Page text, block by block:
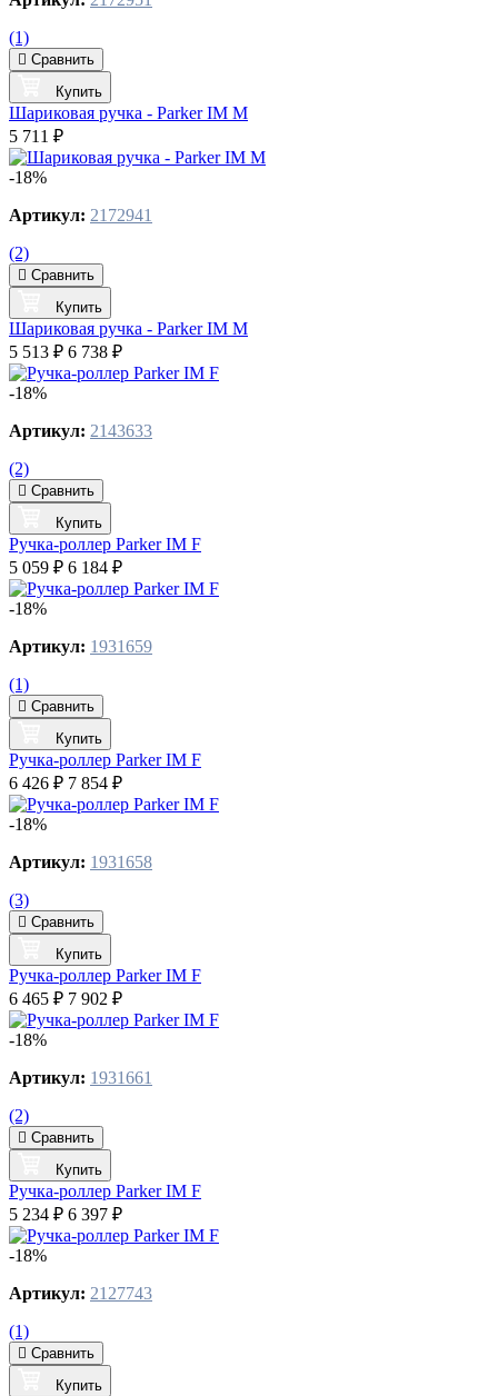
(1)
Сравнить
Купить
Шариковая ручка - Parker IM M
5 711 ₽
-18%
Артикул: 2172941
(2)
Сравнить
Купить
Шариковая ручка - Parker IM M
5 513 ₽ 6 738 ₽
-18%
Артикул: 2143633
(2)
Сравнить
Купить
Ручка-роллер Parker IM F
5 059 ₽ 6 184 ₽
-18%
Артикул: 1931659
(1)
Сравнить
Купить
Ручка-роллер Parker IM F
6 426 ₽ 7 854 ₽
-18%
Артикул: 1931658
(3)
Сравнить
Купить
Ручка-роллер Parker IM F
6 465 ₽ 7 902 ₽
-18%
Артикул: 1931661
(2)
Сравнить
Купить
Ручка-роллер Parker IM F
5 234 ₽ 6 397 ₽
-18%
Артикул: 2127743
(1)
Сравнить
Купить